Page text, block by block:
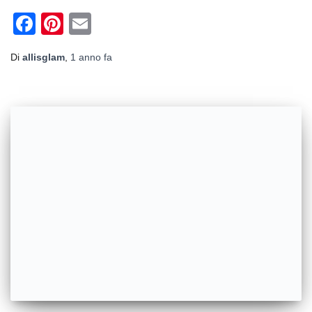
Facebook
Pinterest
Di allisglam, 1 anno fa